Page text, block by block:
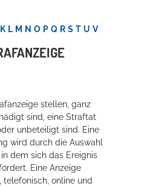
K L M N O P Q R S T U V
stellen, ganz
sind, eine Straftat
unbeteiligt sind. Eine
wird durch die Auswahl
dem sich das Ereignis
Eine Anzeige
telefonisch, online und